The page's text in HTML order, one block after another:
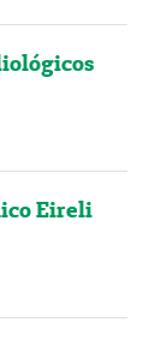
Eireli